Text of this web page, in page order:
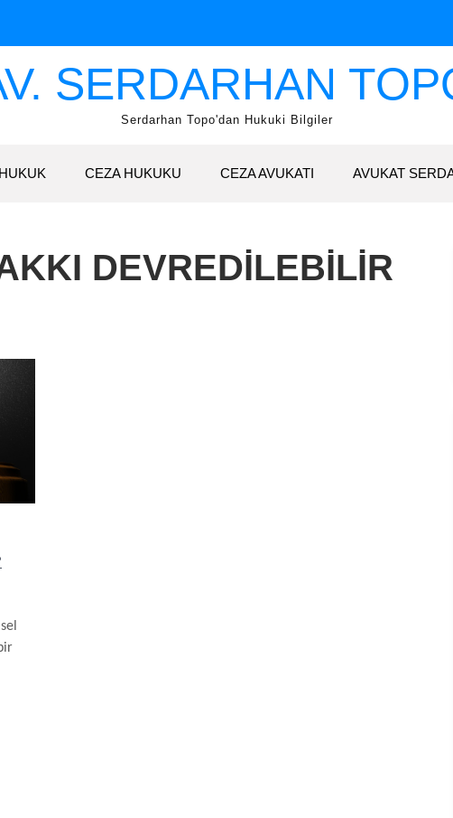
SERDARHAN
Serdarhan Topo'dan Hukuki Bilgiler
CEZA HUKUKU CEZA AVUKATI AVUKAT
DEVREDILEBILIR